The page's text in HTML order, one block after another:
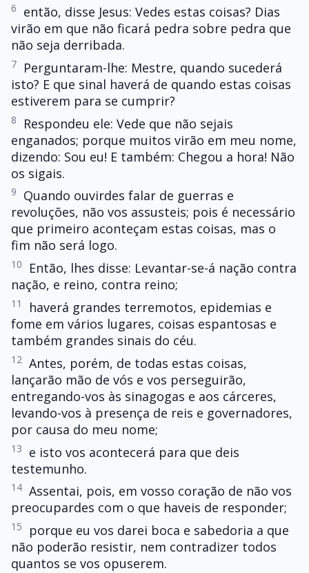
6
então, disse Jesus: Vedes estas coisas? Dias
virão em que não ficará pedra sobre pedra que
não seja derribada.
7
Perguntaram-lhe: Mestre, quando sucederá
isto? E que sinal haverá de quando estas coisas
estiverem para se cumprir?
8
Respondeu ele: Vede que não sejais
enganados; porque muitos virão em meu nome,
dizendo: Sou eu! E também: Chegou a hora! Não
os sigais.
9
Quando ouvirdes falar de guerras e
revoluções, não vos assusteis; pois é necessário
que primeiro aconteçam estas coisas, mas o
fim não será logo.
10
Então, lhes disse: Levantar-se-á nação contra
nação, e reino, contra reino;
11
haverá grandes terremotos, epidemias e
fome em vários lugares, coisas espantosas e
também grandes sinais do céu.
12 Antes, porém, de todas estas coisas,
lançarão mão de vós e vos perseguirão,
entregando-vos às sinagogas e aos cárceres,
levando-vos à presença de reis e governadores,
por causa do meu nome;
13
e isto vos acontecerá para que deis
testemunho.
14 Assentai, pois, em vosso coração de não vos
preocupardes com o que haveis de responder;
15
porque eu vos darei boca e sabedoria a que
não poderão resistir, nem contradizer todos
quantos se vos opuserem.